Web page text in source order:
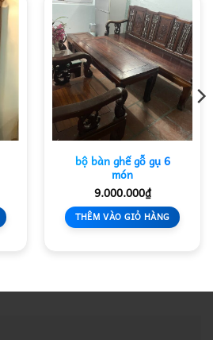
bộ bàn ghế gỗ gụ 6
món
9.000.000₫
THÊM VÀO GIỎ HÀNG